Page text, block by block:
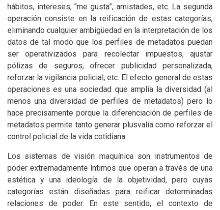
hábitos, intereses, “me gusta”, amistades, etc. La segunda
operación consiste en la reificación de estas categorías,
eliminando cualquier ambigüedad en la interpretación de los
datos de tal modo que los perfiles de metadatos puedan
ser operativizados para recolectar impuestos, ajustar
pólizas de seguros, ofrecer publicidad personalizada,
reforzar la vigilancia policial, etc. El efecto general de estas
operaciones es una sociedad que amplía la diversidad (al
menos una diversidad de perfiles de metadatos) pero lo
hace precisamente porque la diferenciación de perfiles de
metadatos permite tanto generar plusvalía como reforzar el
control policial de la vida cotidiana.
Los sistemas de visión maquínica son instrumentos de
poder extremadamente íntimos que operan a través de una
estética y una ideología de la objetividad, pero cuyas
categorías están diseñadas para reificar determinadas
relaciones de poder. En este sentido, el contexto de